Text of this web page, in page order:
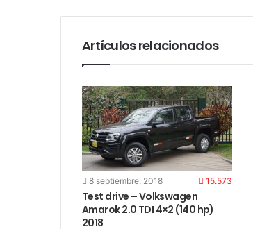
Artículos relacionados
8 septiembre, 2018 15.573
Test drive – Volkswagen
Amarok 2.0 TDI 4×2 (140 hp)
2018